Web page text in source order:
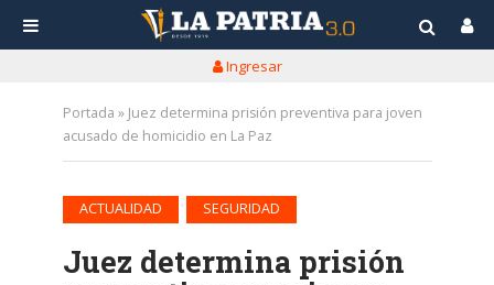
Ingresar
Portada » Juez determina prisión preventiva para joven
acusado de homicidio en La Paz
ACTUALIDAD SEGURIDAD
Juez determina prisión